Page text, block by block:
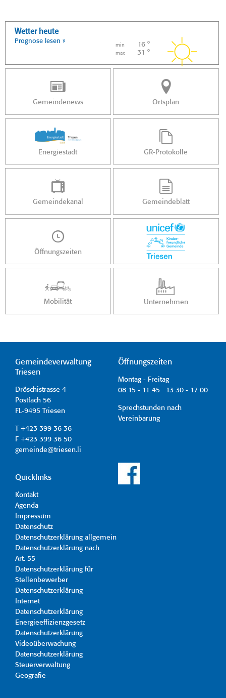
Wetter heute
Prognose lesen »
min 16 °
max 31 °
Gemeindenews Ortsplan
Energiestadt GR-Protokolle
Gemeindekanal Gemeindeblatt
Öffnungszeiten
Mobilität Unternehmen
Gemeindeverwaltung
Triesen
Dröschistrasse 4
Postfach 56
FL-9495 Triesen
T +423 399 36 36
F +423 399 36 50
gemeinde@triesen.li
Öffnungszeiten
Montag - Freitag
08:15 - 11:45 13:30 - 17:00
Sprechstunden nach
Vereinbarung
Quicklinks
Kontakt
Agenda
Impressum
Datenschutz
Datenschutzerklärung allgemein
Datenschutzerklärung nach
Art. 55
Datenschutzerklärung für
Stellenbewerber
Datenschutzerklärung
Internet
Datenschutzerklärung
Energieeffizienzgesetz
Datenschutzerklärung
Videoüberwachung
Datenschutzerklärung
Steuerverwaltung
Geografie